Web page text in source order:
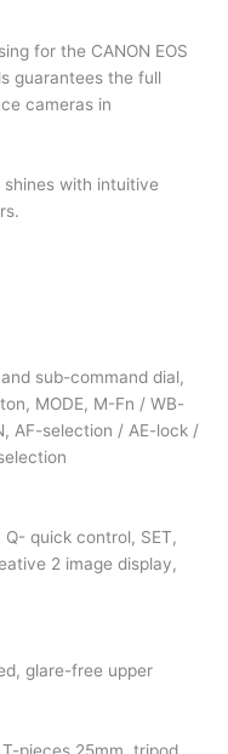
for the CANON EOS
guarantees the full
cameras in
shines with intuitive
sub-command dial,
MODE, M-Fn / WB-
AF-selection / AE-lock /
Q- quick control, SET,
2 image display,
glare-free upper